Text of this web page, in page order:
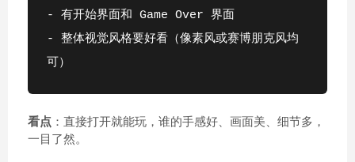
- 有开始界面和 Game Over 界面
- 整体视觉风格要好看（像素风或赛博朋克风均
可）
看点 ：直接打开就能玩，谁的手感好、画面美、细节多，
一目了然。